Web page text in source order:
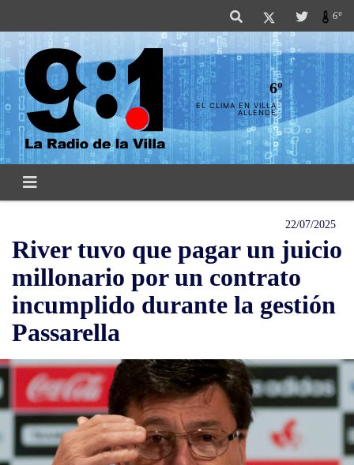
6º
6º
EL CLIMA EN VILLA
ALLENDE
22/07/2025
River tuvo que pagar un juicio
millonario por un contrato
incumplido durante la gestión
Passarella